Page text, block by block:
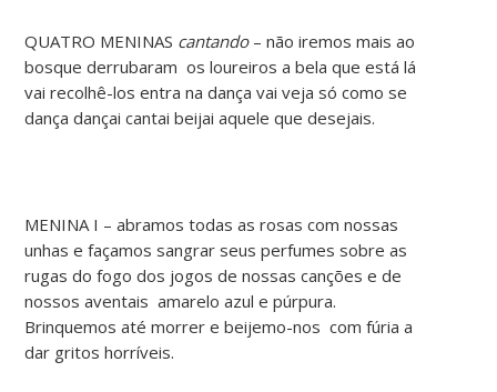
QUATRO MENINAS cantando – não iremos mais ao
bosque derrubaram os loureiros a bela que está lá
vai recolhê-los entra na dança vai veja só como se
dança dançai cantai beijai aquele que desejais.
MENINA I – abramos todas as rosas com nossas
unhas e façamos sangrar seus perfumes sobre as
rugas do fogo dos jogos de nossas canções e de
nossos aventais amarelo azul e púrpura.
Brinquemos até morrer e beijemo-nos com fúria a
dar gritos horríveis.